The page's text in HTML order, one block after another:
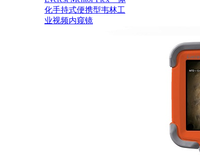
化手持式便携型韦林工
业视频内窥镜